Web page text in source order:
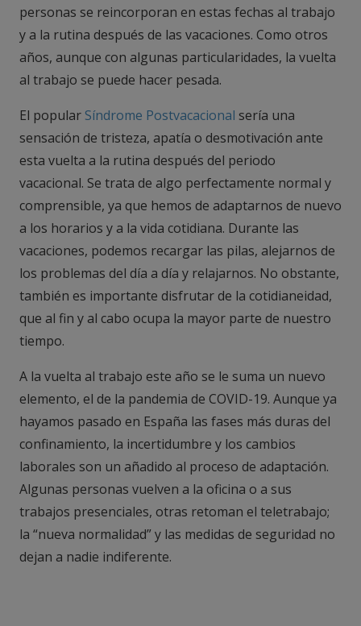
personas se reincorporan en estas fechas al trabajo
y a la rutina después de las vacaciones. Como otros
años, aunque con algunas particularidades, la vuelta
al trabajo se puede hacer pesada.
El popular Síndrome Postvacacional sería una
sensación de tristeza, apatía o desmotivación ante
esta vuelta a la rutina después del periodo
vacacional. Se trata de algo perfectamente normal y
comprensible, ya que hemos de adaptarnos de nuevo
a los horarios y a la vida cotidiana. Durante las
vacaciones, podemos recargar las pilas, alejarnos de
los problemas del día a día y relajarnos. No obstante,
también es importante disfrutar de la cotidianeidad,
que al fin y al cabo ocupa la mayor parte de nuestro
tiempo.
A la vuelta al trabajo este año se le suma un nuevo
elemento, el de la pandemia de COVID-19. Aunque ya
hayamos pasado en España las fases más duras del
confinamiento, la incertidumbre y los cambios
laborales son un añadido al proceso de adaptación.
Algunas personas vuelven a la oficina o a sus
trabajos presenciales, otras retoman el teletrabajo;
la “nueva normalidad” y las medidas de seguridad no
dejan a nadie indiferente.